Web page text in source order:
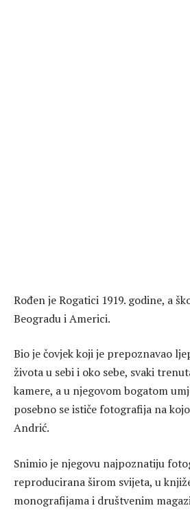
Rođen je Rogatici 1919. godine, a
Beogradu i Americi.
Bio je čovjek koji je prepoznavao
života u sebi i oko sebe, svaki
kamere, a u njegovom bogatom
posebno se ističe fotografija na
Andrić.
Snimio je njegovu najpoznatiju
reproducirana širom svijeta, u
monografijama i društvenim